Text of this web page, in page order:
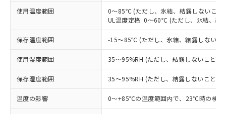
使用温度範囲
0～85℃ (ただし、氷結、結露しないこと)
UL温度定格: 0～60℃ (ただし、氷結、結
保存温度範囲 -15～85℃ (ただし、氷結、結露しないこ
使用湿度範囲 35～95%RH (ただし、結露しないこと)
保存湿度範囲 35～95%RH (ただし、結露しないこと)
温度の影響 0～+85℃の温度範囲内で、23℃時の検
ご利用条件
以下の条件をお読みいただき、同意のうえ
ご利用ください。
本サービスは、当社制御機器事業取扱
商品の当社在庫状況および標準価格
(税抜)を提供させていただくもので
対応予定：EU RoHS指令（10物質）の非含
有に対応した製品に切り替える予定のある
商品です。
対応予定なし：EU RoHS指令（10物質）の
非含有に非対応の商品で、対応品を出す予
調査・確認中：EU RoHS指令（10物質）の
非含有の対応状況を調査中または確認中の
商品です。
非該当品：ライセンス料など無形物で、有
※1 中国RoHS○×表
「○」：最大均質材料含有率が中国RoHSの